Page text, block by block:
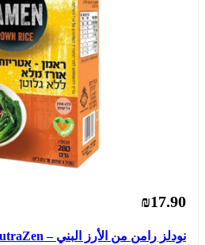
₪17.90
نودلز رامن من الأرز البني – NutraZen